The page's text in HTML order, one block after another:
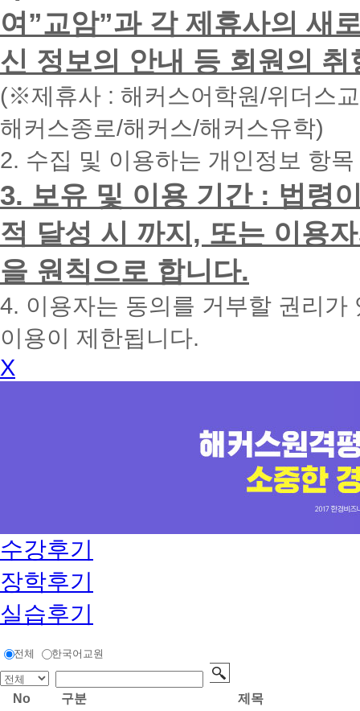
하
시
면
빠
른
간
내
에
화
드
리
겠
습
니
다.
여”교암”과 각 제휴사의 새
신 정보의 안내 등 회원의
(※제휴사 : 해커스어학원/위더스
해커스종로/해커스/해커스유학)
2. 수집 및 이용하는 개인정보 항
3. 보유 및 이용 기간 : 법령
적 달성 시 까지, 또는 이용
을 원칙으로 합니다.
4. 이용자는 동의를 거부할 권리
이용이 제한됩니다.
X
수강후기
장학후기
실습후기
전체 한국어교원
No 구분 제목